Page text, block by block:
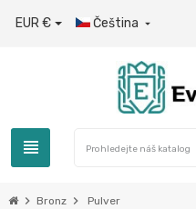
EUR € Čeština 
view_headline
chevron_right Bronz chevron_right Pulver